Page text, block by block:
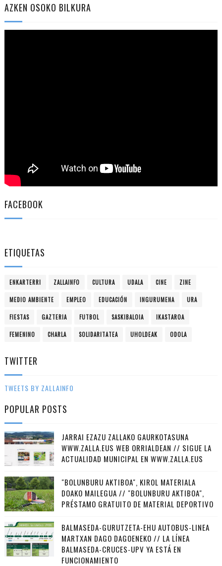
AZKEN OSOKO BILKURA
FACEBOOK
ETIQUETAS
ENKARTERRI ZALLAINFO CULTURA UDALA CINE ZINE
MEDIO AMBIENTE EMPLEO EDUCACIÓN INGURUMENA URA
FIESTAS GAZTERIA FUTBOL SASKIBALOIA IKASTAROA
FEMENINO CHARLA SOLIDARITATEA UHOLDEAK ODOLA
TWITTER
TWEETS BY ZALLAINFO
POPULAR POSTS
JARRAI EZAZU ZALLAKO GAURKOTASUNA
WWW.ZALLA.EUS WEB ORRIALDEAN // SIGUE LA
ACTUALIDAD MUNICIPAL EN WWW.ZALLA.EUS
"BOLUNBURU AKTIBOA", KIROL MATERIALA
DOAKO MAILEGUA // "BOLUNBURU AKTIBOA",
PRÉSTAMO GRATUITO DE MATERIAL DEPORTIVO
BALMASEDA-GURUTZETA-EHU AUTOBUS-LINEA
MARTXAN DAGO DAGOENEKO // LA LÍNEA
BALMASEDA-CRUCES-UPV YA ESTÁ EN
FUNCIONAMIENTO